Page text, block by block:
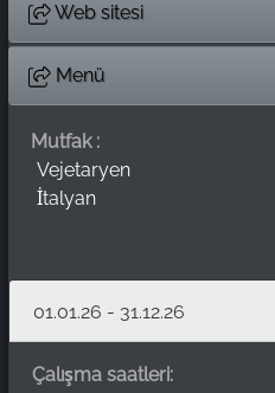
Web sitesi
Menü
Mutfak :
Vejetaryen
İtalyan
01.01.26 - 31.12.26
Çalışma saatleri: